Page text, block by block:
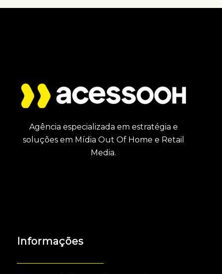
Agência especializada em estratégia e
soluções em Mídia Out Of Home e Retail
Media.
Informações